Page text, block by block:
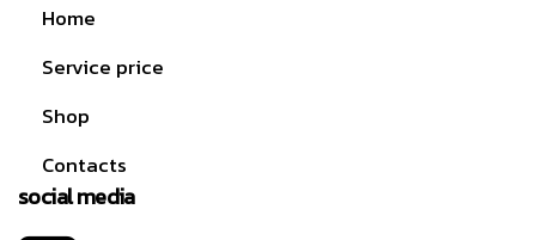
Home
Service price
Shop
Contacts
social media